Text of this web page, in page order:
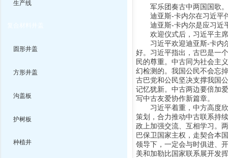
军乐团奏古中两国国歌。
迪亚斯-卡内尔在习近平
迪亚斯-卡内尔是应习近平
欢迎仪式后，习近平主席
习近平欢迎迪亚斯-卡内尔
好。习近平指出，古巴是一
民的尊重。中古同为社会主
幻检测的。我国公民不会忘
古巴党和公民坚决支撑我国
记忆犹新。中古两边要倍加
写中古友爱协作新篇章。
习近平着重，中方高度欣
策划，合力推动中古联系持
政上加强交流、互相学习。
巴保卫国家主权，走契合本
领导下，一定会与时俱进、
美和加勒比国家联系展开发
生产线
圆形井盖
方形井盖
沟盖板
护树板
种植井